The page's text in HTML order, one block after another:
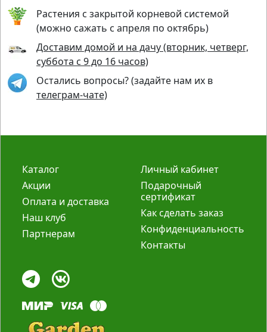
Растения с закрытой корневой системой
(можно сажать с апреля по октябрь)
Доставим домой и на дачу (вторник, четверг,
суббота с 9 до 16 часов)
Остались вопросы? (задайте нам их в
телеграм-чате)
Каталог
Акции
Оплата и доставка
Наш клуб
Партнерам
Личный кабинет
Подарочный
сертификат
Как сделать заказ
Конфиденциальность
Контакты